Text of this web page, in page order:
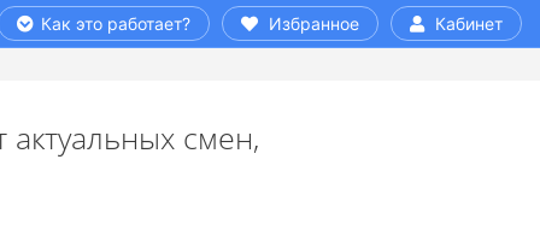
Как это работает? Избранное Кабинет
смен,